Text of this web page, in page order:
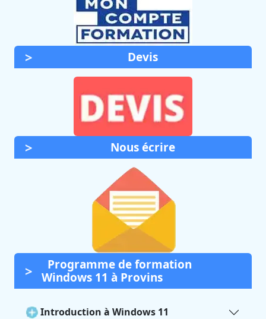
Devis
Nous écrire
Programme de formation
Windows 11 à Provins
Introduction à Windows 11